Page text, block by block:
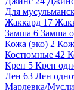
Для
Жаккард 17
Замша 6 Замша
Кожа (эко) 2
Костюмные 42
Креп 5 Креп
Лен 63 Лен
Марлевка/